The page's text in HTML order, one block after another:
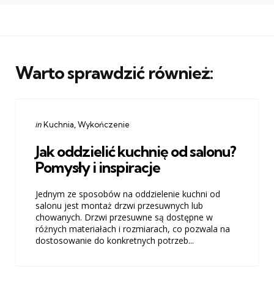
Warto sprawdzić również:
Categories
Posted
inKuchnia Wykończenie
Jak oddzielić kuchnię od salonu?
Pomysły i inspiracje
Jednym ze sposobów na oddzielenie kuchni od
salonu jest montaż drzwi przesuwnych lub
chowanych. Drzwi przesuwne są dostępne w
różnych materiałach i rozmiarach, co pozwala na
dostosowanie do konkretnych potrzeb...